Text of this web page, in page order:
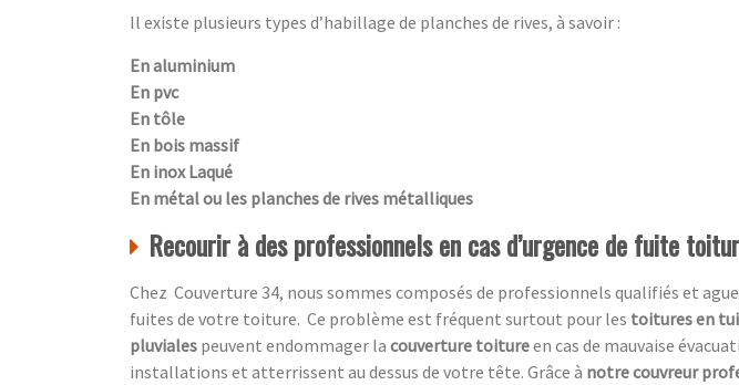
Il existe plusieurs types d’habillage de planches de rives, à savoir :
En aluminium
En pvc
En tôle
En bois massif
En inox Laqué
En métal ou les planches de rives métalliques
Recourir à des professionnels en cas d’urgence de fuite
Chez Couverture 34, nous sommes composés de professionnels qualifiés et
fuites de votre toiture. Ce problème est fréquent surtout pour les toitures en
pluviales peuvent endommager la couverture toitureen cas de mauvaise
installations et atterrissent au dessus de votre tête. Grâce à notre couvreur